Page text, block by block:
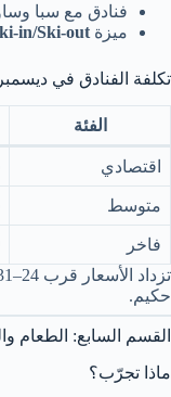
فنادق مع سبا
ميزة in/Ski-out
تكلفة الفنادق في
الفئة
اقتصادي
متوسط
فاخر
حكيم.
القسم السابع: الطعام
ماذا تجرّب؟